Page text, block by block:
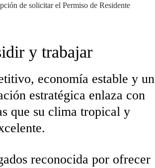
de solicitar el Permiso de Residente
y trabajar
economía estable y un
estratégica enlaza con
que su clima tropical y
reconocida por ofrecer